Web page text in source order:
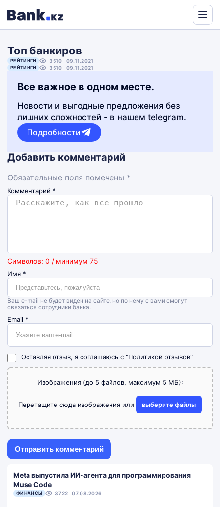
Топ банкиров
РЕЙТИНГИ 3510 09.11.2021
РЕЙТИНГИ 3510 09.11.2021
Все важное в одном месте.
Новости и выгодные предложения без
лишних сложностей - в нашем telegram.
Подробности
Добавить комментарий
Обязательные поля помечены *
Комментарий *
Символов: 0 / минимум 75
Имя *
Ваш e-mail не будет виден на сайте, но по нему с вами смогут
связаться сотрудники банка.
Email *
Оставляя отзыв, я соглашаюсь с "Политикой отзывов"
Изображения (до 5 файлов, максимум 5 МБ):
Перетащите сюда изображения или выберите файлы
Meta выпустила ИИ-агента для программирования
Muse Code
ФИНАНСЫ 3722 07.08.2026